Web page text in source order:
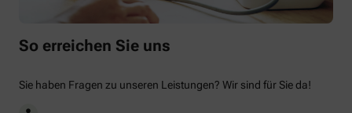
So erreichen Sie uns
Sie haben Fragen zu unseren Leistungen? Wir sind für Sie da!